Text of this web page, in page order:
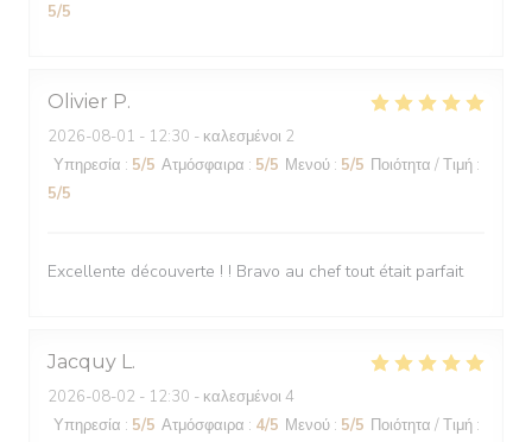
5/5
Olivier P
2026-08-01 - 12:30 - καλεσμένοι 2
Υπηρεσία : 5/5 Ατμόσφαιρα : 5/5 Μενού : 5/5 Ποιότητα / Τιμή :
5/5
Excellente découverte ! ! Bravo au chef tout était parfait
Jacquy L
2026-08-02 - 12:30 - καλεσμένοι 4
Υπηρεσία : 5/5 Ατμόσφαιρα : 4/5 Μενού : 5/5 Ποιότητα / Τιμή :